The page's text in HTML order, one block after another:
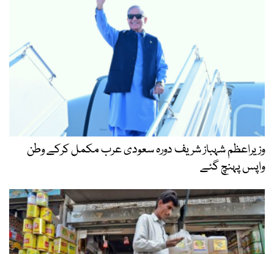
وزیراعظم شہباز شریف دورہ سعودی عرب مکمل کرکے وطن
واپس پہنچ گئے